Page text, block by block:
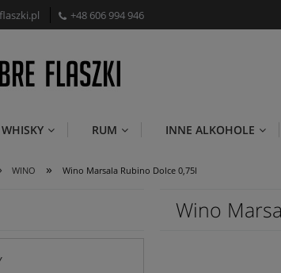
+48 606 994 946
WHISKY RUM INNE ALKOHOLE
WINO » Wino Marsala Rubino Dolce 0,75l
Wino